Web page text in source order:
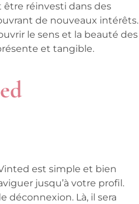
être réinvesti dans des
de nouveaux intérêts.
le sens et la beauté des
et tangible.
est simple et bien
jusqu’à votre profil.
déconnexion. Là, il sera